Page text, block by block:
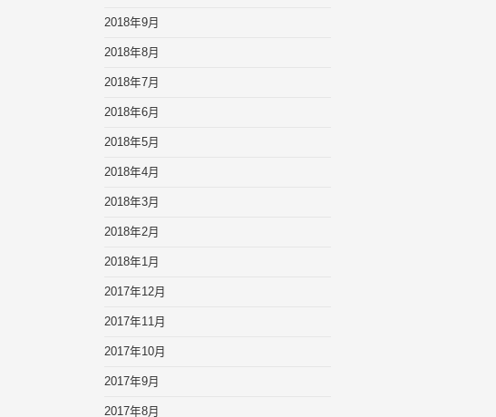
2018年9月
2018年8月
2018年7月
2018年6月
2018年5月
2018年4月
2018年3月
2018年2月
2018年1月
2017年12月
2017年11月
2017年10月
2017年9月
2017年8月